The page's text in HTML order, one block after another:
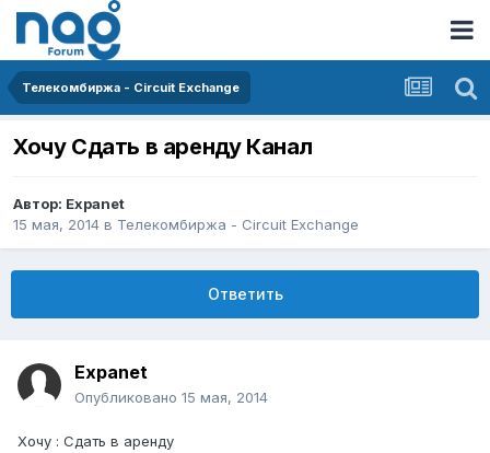
Телекомбиржа - Circuit Exchange
Хочу Сдать в аренду Канал
Автор: Expanet
15 мая, 2014 в Телекомбиржа - Circuit Exchange
Ответить
Expanet
Опубликовано 15 мая, 2014
Хочу : Сдать в аренду